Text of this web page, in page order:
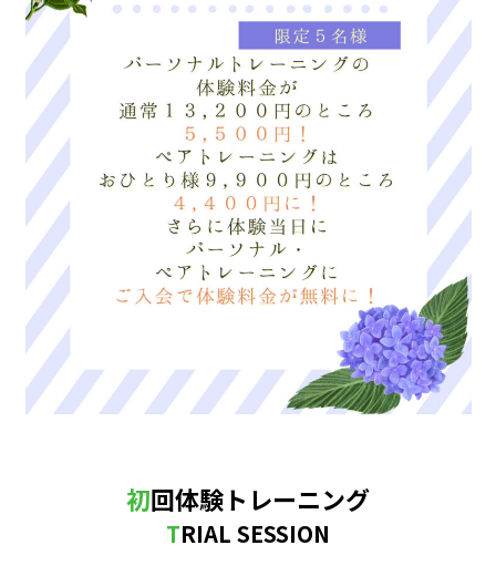
初回体験トレーニング
TRIAL SESSION